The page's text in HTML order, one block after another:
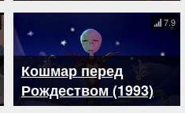
Кошмар перед
Рождеством (1993)
7.9